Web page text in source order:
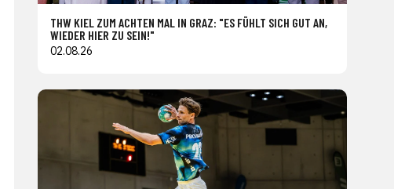
THW KIEL ZUM ACHTEN MAL IN GRAZ: "ES FÜHLT SICH GUT AN,
WIEDER HIER ZU SEIN!"
02.08.26